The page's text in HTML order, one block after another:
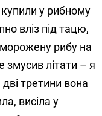
у рибному
вліз під тацю,
рибу на
змусив літати – я
третини вона
висіла у